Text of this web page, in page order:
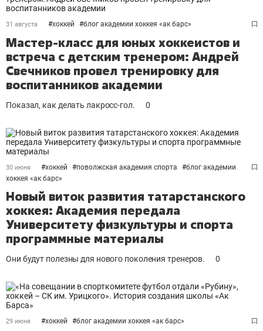
31 августа #хоккей #блог академии хоккея «ак барс»
Мастер-класс для юных хоккеистов и
встреча с детским тренером: Андрей
Свечников провел тренировку для
воспитанников академии
Показал, как делать лакросс-гол. 0
30 июня #хоккей #поволжская академия спорта #блог академии
хоккея «ак барс»
Новый виток развития татарстанского
хоккея: Академия передала
Университету физкультуры и спорта
программные материалы
Они будут полезны для нового поколения тренеров. 0
29 июня #хоккей #блог академии хоккея «ак барс»